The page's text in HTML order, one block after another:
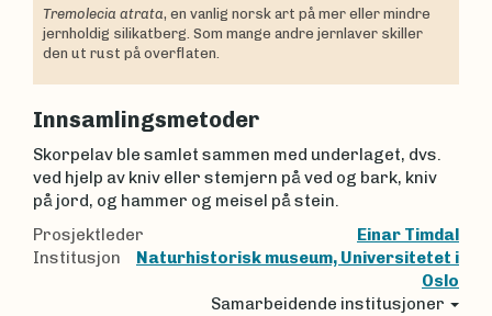
Tremolecia atrata, en vanlig norsk art på mer eller mindre
jernholdig silikatberg. Som mange andre jernlaver skiller
den ut rust på overflaten.
Innsamlingsmetoder
Skorpelav ble samlet sammen med underlaget, dvs.
ved hjelp av kniv eller stemjern på ved og bark, kniv
på jord, og hammer og meisel på stein.
Prosjektleder
Einar Timdal
Institusjon
Naturhistorisk museum, Universitetet i
Oslo
Samarbeidende institusjoner